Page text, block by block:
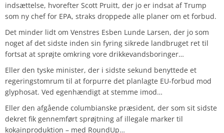
indsættelse, hvorefter Scott Pruitt, der jo er indsat af Trump
som ny chef for EPA, straks droppede alle planer om et forbud.
Det minder lidt om Venstres Esben Lunde Larsen, der jo som
noget af det sidste inden sin fyring sikrede landbruget ret til
fortsat at sprøjte omkring vore drikkevandsboringer…
Eller den tyske minister, der i sidste sekund benyttede et
regeringstomrum til at forpurre det planlagte EU-forbud mod
glyphosat. Ved egenhændigt at stemme imod…
Eller den afgående columbianske præsident, der som sit sidste
dekret fik gennemført sprøjtning af illegale marker til
kokainproduktion – med RoundUp…